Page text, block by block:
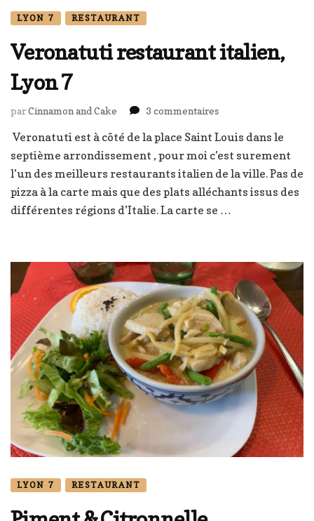
LYON 7 RESTAURANT
Veronatuti restaurant italien,
Lyon 7
parCinnamon and Cake 3 commentairessur
restaurant
italien,
Lyon
Veronatuti est à côté de la place Saint Louis dans le
septième arrondissement , pour moi c’est surement
l’un des meilleurs restaurants italien de la ville. Pas de
pizza à la carte mais que des plats alléchants issus des
différentes régions d’Italie. La carte se …
LYON 7 RESTAURANT